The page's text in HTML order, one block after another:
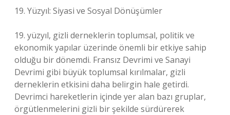
19. Yüzyıl: Siyasi ve Sosyal Dönüşümler
19. yüzyıl, gizli derneklerin toplumsal, politik ve
ekonomik yapılar üzerinde önemli bir etkiye sahip
olduğu bir dönemdi. Fransız Devrimi ve Sanayi
Devrimi gibi büyük toplumsal kırılmalar, gizli
derneklerin etkisini daha belirgin hale getirdi.
Devrimci hareketlerin içinde yer alan bazı gruplar,
örgütlenmelerini gizli bir şekilde sürdürerek